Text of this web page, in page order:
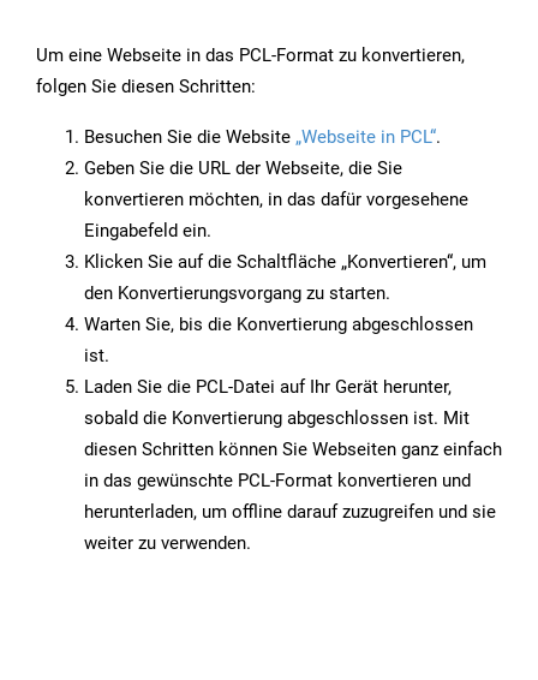
Um eine Webseite in das PCL-Format zu konvertieren,
folgen Sie diesen Schritten:
Besuchen Sie die Website „Webseite in PCL“.
Geben Sie die URL der Webseite, die Sie
konvertieren möchten, in das dafür vorgesehene
Eingabefeld ein.
Klicken Sie auf die Schaltfläche „Konvertieren“, um
den Konvertierungsvorgang zu starten.
Warten Sie, bis die Konvertierung abgeschlossen
ist.
Laden Sie die PCL-Datei auf Ihr Gerät herunter,
sobald die Konvertierung abgeschlossen ist. Mit
diesen Schritten können Sie Webseiten ganz einfach
in das gewünschte PCL-Format konvertieren und
herunterladen, um offline darauf zuzugreifen und sie
weiter zu verwenden.